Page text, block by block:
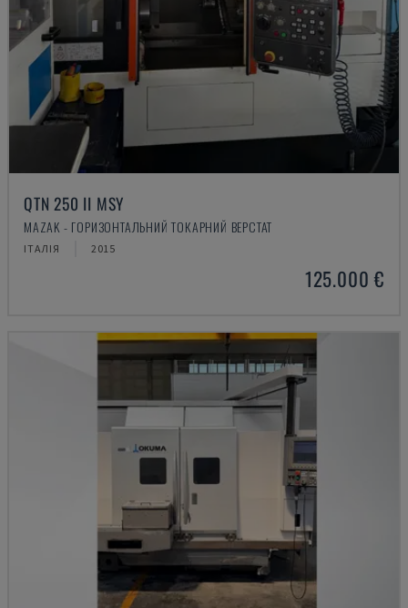
QTN 250 II MSY
MAZAK - ГОРИЗОНТАЛЬНИЙ ТОКАРНИЙ ВЕРСТАТ
ІТАЛІЯ 2015
125.000 €